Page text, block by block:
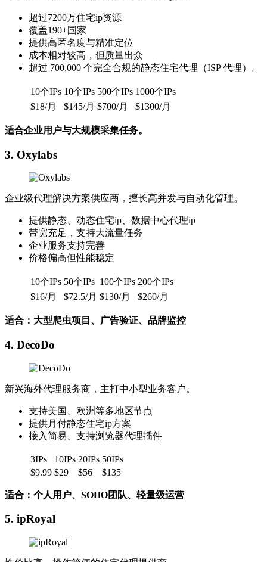
超过7200万住宅ip资源
覆盖190+国家
提供高匿名度与精准定位
成本相对较高，但质量出众
超过 700,000 个完全合规的静态住宅代理（ISP 代理）。
10个IPs 10个IPs 500个IPs 1000个IPs
$18/月
$145/月 $700/月 $1300/月
适合企业用户与大规模采集任务。
3. Oxylabs
企业级代理解决方案供应商，擅长高并发与自动化管理。
提供静态、动态住宅ip、数据中心代理ip
带宽充足，支持大流量任务
企业服务支持完善
价格偏高但性能稳定
10个IPs 50个IPs 100个IPs 200个IPs
$16/月
$72.5/月 $130/月 $260/月
适合：大型爬虫项目、广告验证、品牌监控
4. DecoDo
新兴海外代理服务商，主打中小型业务客户。
支持美国、欧洲等多地区节点
提供月付静态住宅ip方案
接入简易、支持浏览器代理插件
3IPs 10IPs 20IPs 50IPs
$9.99 $29 $56 $135
适合：个人用户、SOHO团队、轻量级运营
5. ipRoyal